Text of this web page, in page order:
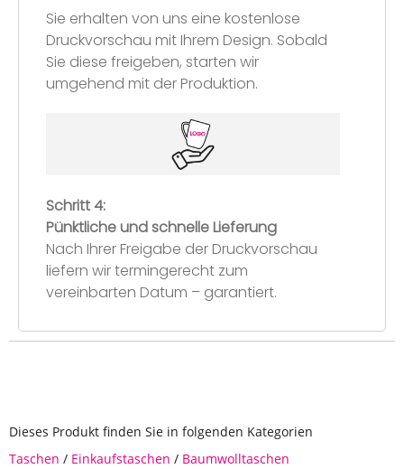
Sie erhalten von uns eine kostenlose
Druckvorschau mit Ihrem Design. Sobald
Sie diese freigeben, starten wir
umgehend mit der Produktion.
Schritt 4:
Pünktliche und schnelle Lieferung
Nach Ihrer Freigabe der Druckvorschau
liefern wir termingerecht zum
vereinbarten Datum – garantiert.
Dieses Produkt finden Sie in folgenden Kategorien
Taschen / Einkaufstaschen / Baumwolltaschen